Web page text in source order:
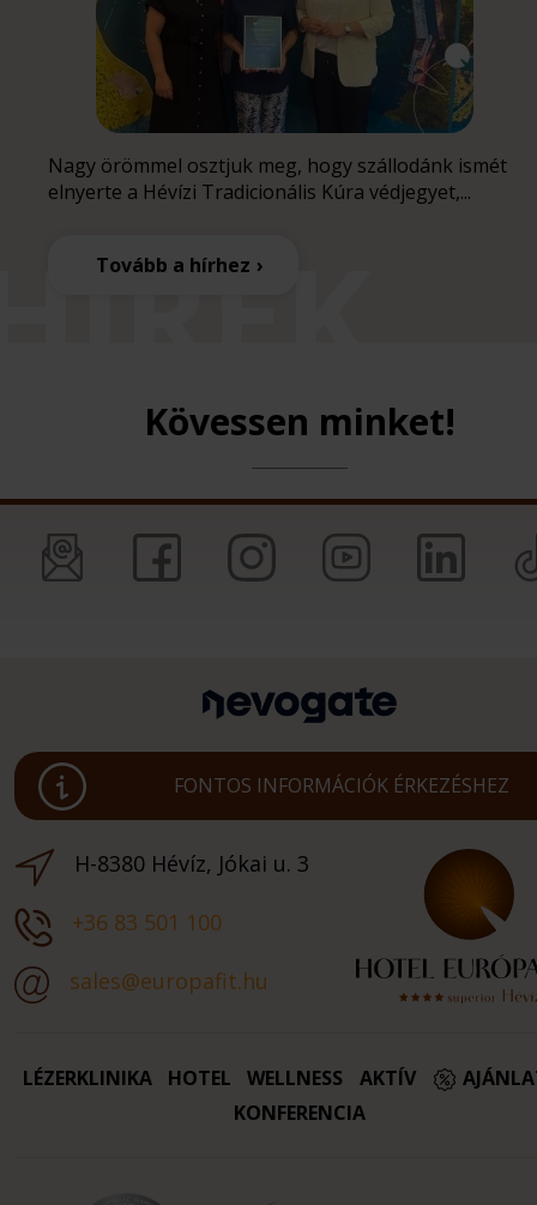
Nagy örömmel osztjuk meg, hogy szállodánk ismét
elnyerte a Hévízi Tradicionális Kúra védjegyet,...
Tovább a hírhez
Kövessen minket!
FONTOS INFORMÁCIÓK ÉRKEZÉSHEZ
H-8380 Hévíz, Jókai u. 3
+36 83 501 100
sales@europafit.hu
LÉZERKLINIKA HOTEL WELLNESS AKTÍV
KONFERENCIA